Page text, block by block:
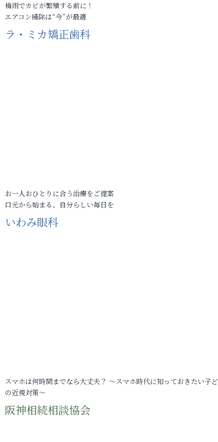
梅雨でカビが繁殖する前に！
エアコン掃除は“今”が最適
ラ・ミカ矯正歯科
お一人おひとりに合う治療をご提案
口元から始まる、自分らしい毎日を
いわみ眼科
スマホは何時間までなら大丈夫？ ～スマホ時代に知っておきたい子
の近視対策～
阪神相続相談協会